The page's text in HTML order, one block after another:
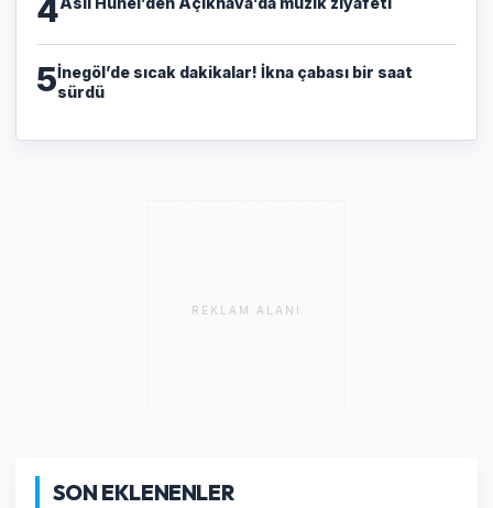
4
5İnegöl’de sıcak dakikalar! İkna çabası bir saat
sürdü
REKLAM ALANI
SON EKLENENLER